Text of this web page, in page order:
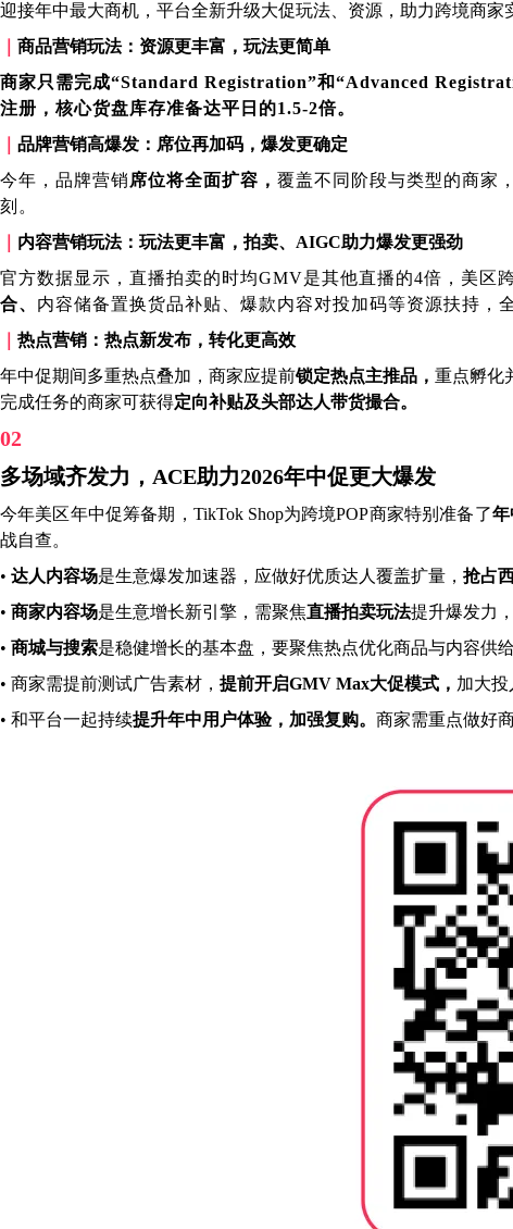
迎接年中最大商机，平台全新升级大促玩法、资源，助力跨境商家
商品营销玩法：资源更丰富，玩法更简单
商家只需完成“Standard Registration”和“Advanced
注册，核心货盘库存准备达平日的1.5-2倍。
品牌营销高爆发：席位再加码，爆发更确定
今年，品牌营销席位将全面扩容， 覆盖不同阶段与类型的商家
刻。
内容营销玩法：玩法更丰富，拍卖、AIGC助力爆发更强劲
官方数据显示，直播拍卖的时均GMV是其他直播的4倍，美区
合、 内容储备置换货品补贴、爆款内容对投加码等资源扶持，
热点营销：热点新发布，转化更高效
年中促期间多重热点叠加，商家应提前锁定热点主推品， 重点孵化
完成任务的商家可获得定向补贴及头部达人带货撮合。
02
多场域齐发力，ACE助力2026年中促更大爆发
今年美区年中促筹备期，TikTok Shop为跨境POP商家特别准备了
战自查。
• 达人内容场是生意爆发加速器，应做好优质达人覆盖扩量， 抢占
• 商家内容场是生意增长新引擎，需聚焦直播拍卖玩法提升爆发力
• 商城与搜索是稳健增长的基本盘，要聚焦热点优化商品与内容供
• 商家需提前测试广告素材， 提前开启GMV Max大促模式， 加大投
• 和平台一起持续提升年中用户体验，加强复购。 商家需重点做好